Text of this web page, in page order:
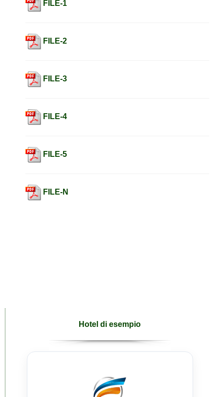
FILE-1
FILE-2
FILE-3
FILE-4
FILE-5
FILE-N
Hotel di esempio